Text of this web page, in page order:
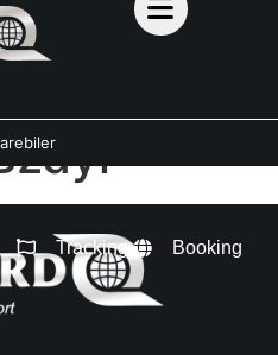
Tracking Booking